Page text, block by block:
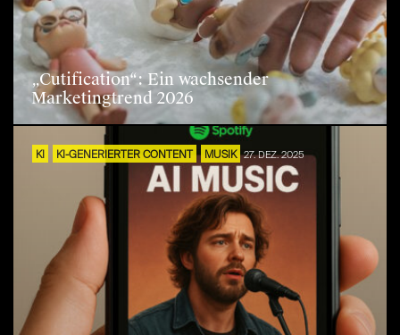
„Cutification“: Ein wachsender
Marketingtrend 2026
KI KI-GENERIERTER CONTENT MUSIK 27. DEZ. 2025